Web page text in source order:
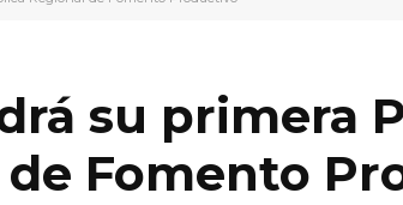
su primera
Fomento